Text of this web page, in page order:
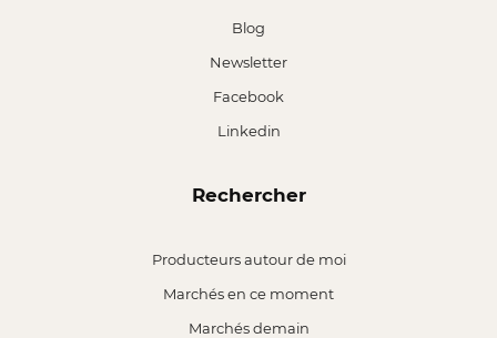
Blog
Newsletter
Facebook
Linkedin
Rechercher
Producteurs autour de moi
Marchés en ce moment
Marchés demain